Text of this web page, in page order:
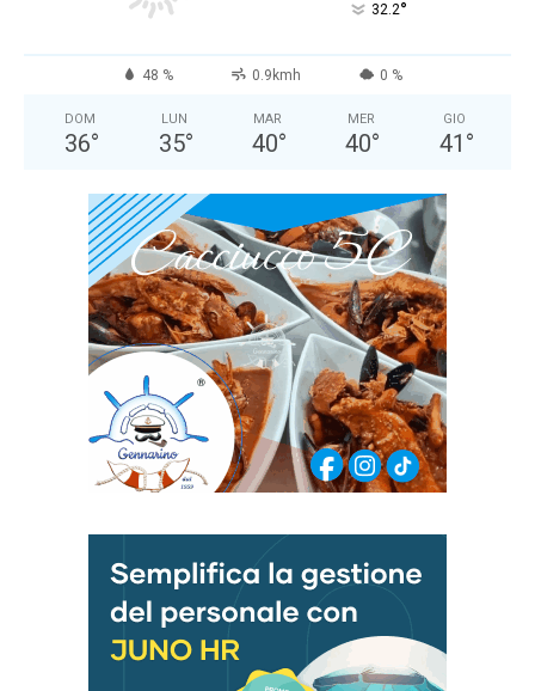
32.2°
48 % 0.9kmh 0 %
DOM
36°
LUN
35°
MAR
40°
MER
40°
GIO
41 °